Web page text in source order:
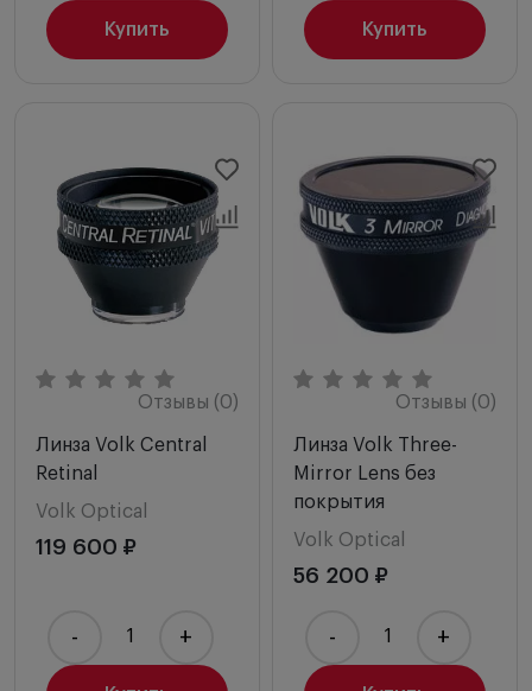
Купить Купить
Отзывы (0)
Линза Volk Central
Retinal
Volk Optical
119 600 ₽
- +
Отзывы (0)
Линза Volk Three-
Mirror Lens без
покрытия
Volk Optical
56 200 ₽
- +